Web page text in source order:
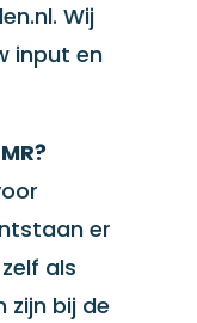
Wij
input en
er
als
bij de